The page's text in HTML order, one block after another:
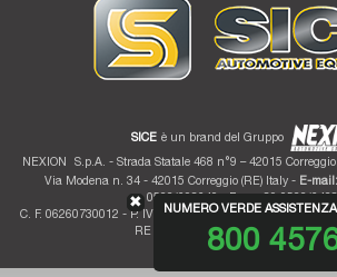
SICE è un brand del Gruppo
NEXION
S.p.A. - Strada Statale 468 n°9 – 42015
Via Modena n. 34 - 42015 Correggio (RE) Italy - E-mail:
0522/693640 - Fax: +39 0522/
C. F. 06260730012 - P. IVA 01700320359 - Registro
RE 207099 - Cap. Soc. Euro
✖ NUMERO VERDE
800